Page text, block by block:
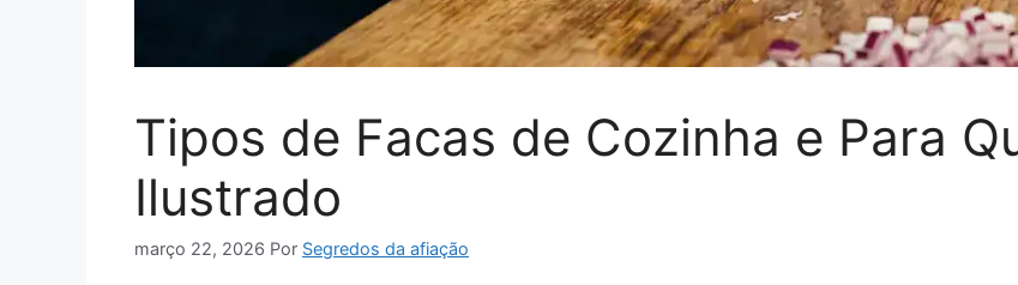
Tipos de Facas de Cozinha e Para
Ilustrado
março 22, 2026 Por Segredos da afiação